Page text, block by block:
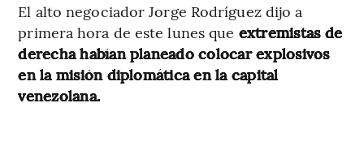
El alto negociador Jorge Rodríguez dijo a
primera hora de este lunes que extremistas de
derecha habían planeado colocar explosivos
en la misión diplomática en la capital
venezolana.